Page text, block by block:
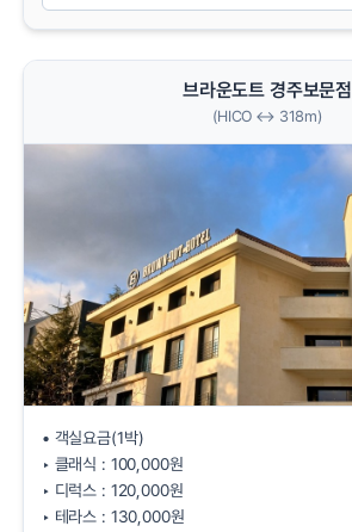
브라운도트 경주보문점
(HICO ↔ 318m)
• 객실요금(1박)
‣ 클래식 : 100,000원
‣ 디럭스 : 120,000원
‣ 테라스 : 130,000원